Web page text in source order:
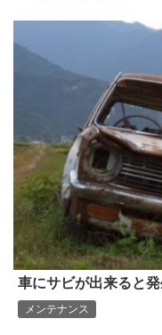
車にサビが出来ると
メンテナンス